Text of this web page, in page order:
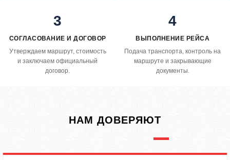
3
СОГЛАСОВАНИЕ И ДОГОВОР
Утверждаем маршрут, стоимость
и заключаем официальный
договор.
4
ВЫПОЛНЕНИЕ РЕЙСА
Подача транспорта, контроль на
маршруте и закрывающие
документы.
НАМ ДОВЕРЯЮТ